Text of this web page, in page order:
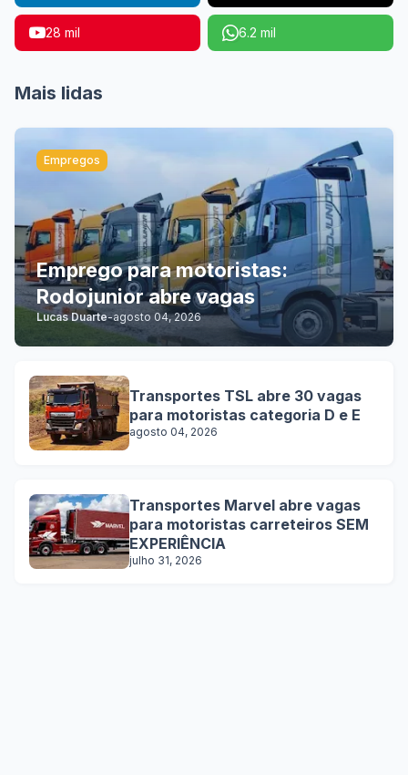
28 mil 6.2 mil
Mais lidas
Empregos
Emprego para motoristas:
Rodojunior abre vagas
Lucas Duarte-agosto 04, 2026
Transportes TSL abre 30 vagas
para motoristas categoria D e E
agosto 04, 2026
Transportes Marvel abre vagas
para motoristas carreteiros SEM
EXPERIÊNCIA
julho 31, 2026